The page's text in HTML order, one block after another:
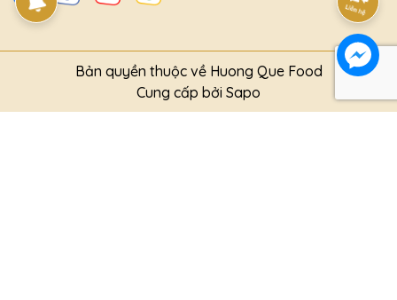
Bản quyền thuộc về Huong Que Food
Cung cấp bởi Sapo